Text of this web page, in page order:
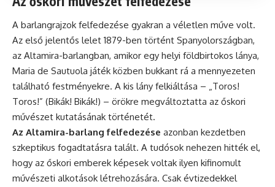
A barlangrajzok felfedezése gyakran a véletlen műve volt.
Az első jelentős lelet 1879-ben történt Spanyolországban,
az Altamira-barlangban, amikor egy helyi földbirtokos lánya,
Maria de Sautuola játék közben bukkant rá a mennyezeten
található festményekre. A kis lány felkiáltása – „Toros!
Toros!” (Bikák! Bikák!) – örökre megváltoztatta az őskori
művészet kutatásának történetét.
Az Altamira-barlang felfedezése azonban kezdetben
szkeptikus fogadtatásra talált. A tudósok nehezen hitték el,
hogy az őskori emberek képesek voltak ilyen kifinomult
művészeti alkotások létrehozására. Csak évtizedekkel